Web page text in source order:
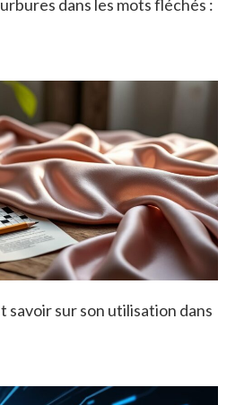
dans les mots fléchés :
savoir sur son utilisation dans